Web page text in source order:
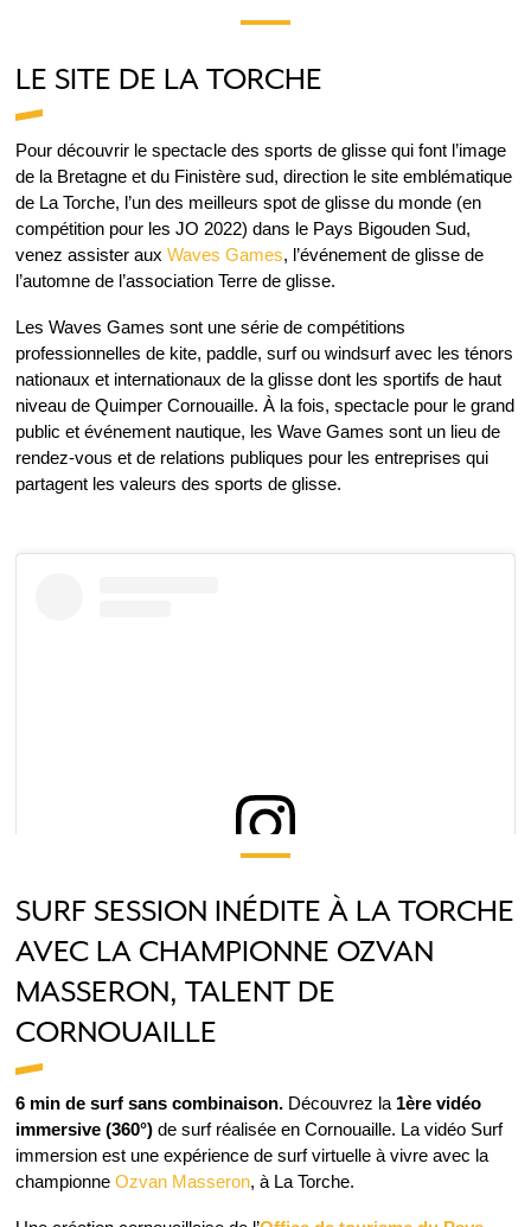
LE SITE DE LA TORCHE
Pour découvrir le spectacle des sports de glisse qui font l’image
de la Bretagne et du Finistère sud, direction le site emblématique
de La Torche, l’un des meilleurs spot de glisse du monde (en
compétition pour les JO 2022) dans le Pays Bigouden Sud,
venez assister aux Waves Games, l’événement de glisse de
l’automne de l’association Terre de glisse.
Les Waves Games sont une série de compétitions
professionnelles de kite, paddle, surf ou windsurf avec les ténors
nationaux et internationaux de la glisse dont les sportifs de haut
niveau de Quimper Cornouaille. À la fois, spectacle pour le grand
public et événement nautique, les Wave Games sont un lieu de
rendez-vous et de relations publiques pour les entreprises qui
partagent les valeurs des sports de glisse.
View this post on Instagram
#wave #waves #ocean #wind #windsurf #windsurfing
#kiteboarding #kitesurfing #sup #surfsup #standuppaddle
#surf #surfing #latorche #brittany #oceanlovers #bzh
#seasonsgreetings #bestnine2018
SURF SESSION INÉDITE À LA TORCHE
AVEC LA CHAMPIONNE OZVAN
MASSERON, TALENT DE
CORNOUAILLE
6 min de surf sans combinaison. Découvrez la 1ère vidéo
immersive (360°)de surf réalisée en Cornouaille. La vidéo Surf
immersion est une expérience de surf virtuelle à vivre avec la
championne Ozvan Masseron, à La Torche.